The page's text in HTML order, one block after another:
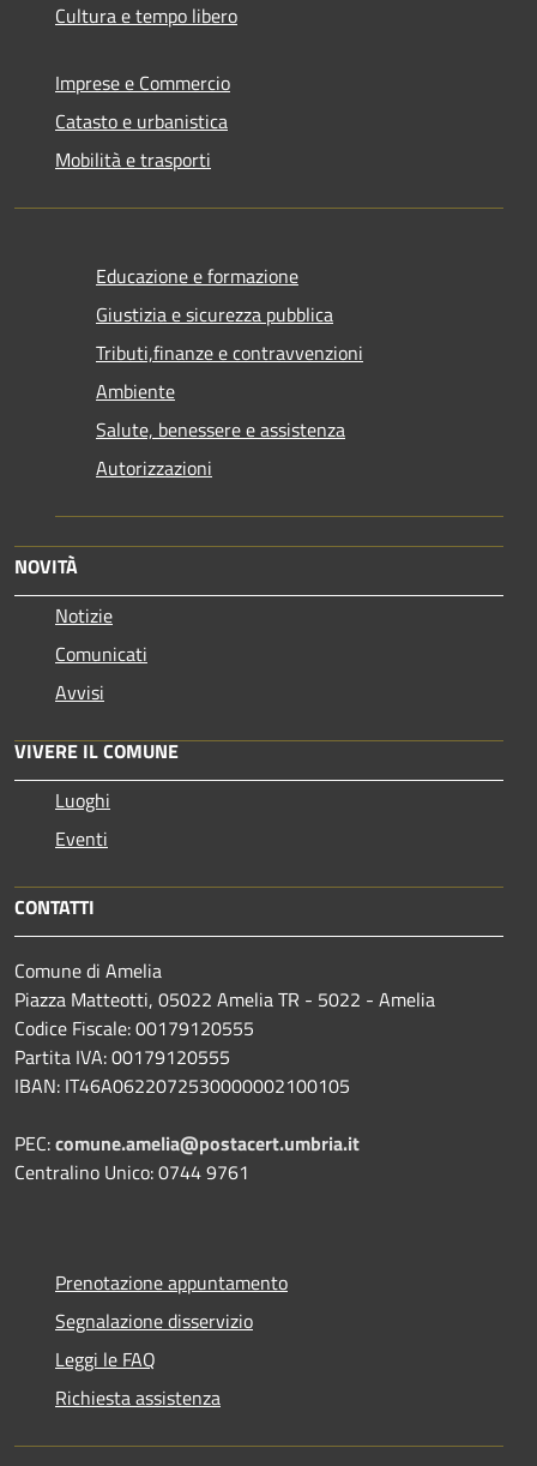
Cultura e tempo libero
Imprese e Commercio
Catasto e urbanistica
Mobilità e trasporti
Educazione e formazione
Giustizia e sicurezza pubblica
Tributi,finanze e contravvenzioni
Ambiente
Salute, benessere e assistenza
Autorizzazioni
NOVITÀ
Notizie
Comunicati
Avvisi
VIVERE IL COMUNE
Luoghi
Eventi
CONTATTI
Comune di Amelia
Piazza Matteotti, 05022 Amelia TR - 5022 - Amelia
Codice Fiscale: 00179120555
Partita IVA: 00179120555
IBAN: IT46A0622072530000002100105
PEC:comune.amelia@postacert.umbria.it
Centralino Unico: 0744 9761
Prenotazione appuntamento
Segnalazione disservizio
Leggi le FAQ
Richiesta assistenza